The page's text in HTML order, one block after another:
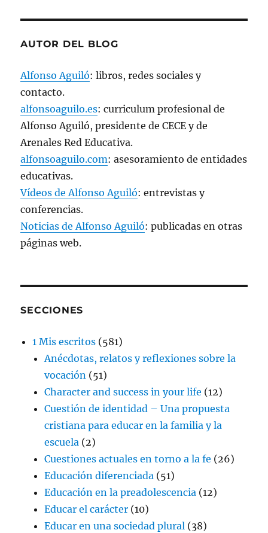
AUTOR DEL BLOG
Alfonso Aguiló: libros, redes sociales y
contacto.
alfonsoaguilo.es: curriculum profesional de
Alfonso Aguiló, presidente de CECE y de
Arenales Red Educativa.
alfonsoaguilo.com: asesoramiento de entidades
educativas.
Vídeos de Alfonso Aguiló: entrevistas y
conferencias.
Noticias de Alfonso Aguiló: publicadas en otras
páginas web.
SECCIONES
1 Mis escritos (581)
Anécdotas, relatos y reflexiones sobre la
vocación (51)
Character and success in your life (12)
Cuestión de identidad – Una propuesta
cristiana para educar en la familia y la
escuela (2)
Cuestiones actuales en torno a la fe (26)
Educación diferenciada (51)
Educación en la preadolescencia (12)
Educar el carácter (10)
Educar en una sociedad plural (38)